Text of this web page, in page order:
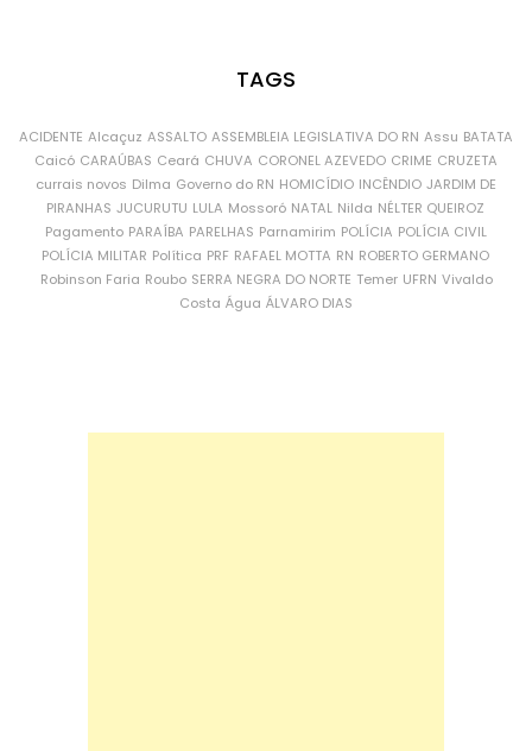
TAGS
ACIDENTE Alcaçuz ASSALTO ASSEMBLEIA LEGISLATIVA DO RN Assu BATATA
Caicó CARAÚBAS Ceará CHUVA CORONEL AZEVEDO CRIME CRUZETA
currais novos Dilma Governo do RN HOMICÍDIO INCÊNDIO JARDIM DE
PIRANHAS JUCURUTU LULA Mossoró NATAL Nilda NÉLTER QUEIROZ
Pagamento PARAÍBA PARELHAS Parnamirim POLÍCIA POLÍCIA CIVIL
POLÍCIA MILITAR Política PRF RAFAEL MOTTA RN ROBERTO GERMANO
Robinson Faria Roubo SERRA NEGRA DO NORTE Temer UFRN Vivaldo
Costa Água ÁLVARO DIAS